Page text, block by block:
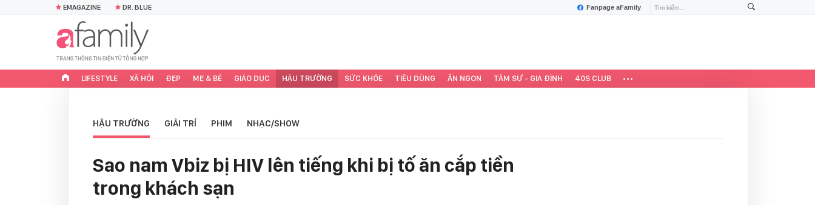
Fanpage aFamily
EMAGAZINE DR. BLUE
LIFESTYLE XÃ HỘI ĐẸP MẸ & BÉ GIÁO DỤC HẬU TRƯỜNG SỨC KHỎE TIÊU DÙNG ĂN NGON TÂM SỰ - GIA ĐÌNH 40S CLUB
HẬU TRƯỜNG GIẢI TRÍ PHIM NHẠC/SHOW
Sao nam Vbiz bị HIV lên tiếng khi bị tố ăn cắp tiền
trong khách sạn